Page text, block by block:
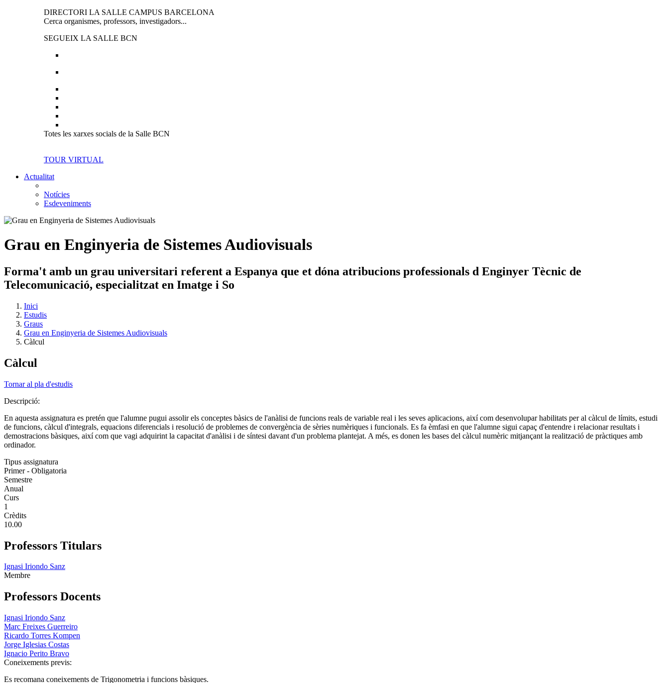
DIRECTORI LA SALLE CAMPUS BARCELONA
Cerca organismes, professors, investigadors...
SEGUEIX LA SALLE BCN
Totes les xarxes socials de la Salle BCN
TOUR VIRTUAL
Actualitat
Notícies
Esdeveniments
Grau en Enginyeria de Sistemes Audiovisuals
Forma't amb un grau universitari referent a Espanya que et dóna atribucions professionals d Enginyer Tècnic de
Telecomunicació, especialitzat en Imatge i So
Inici
Estudis
Graus
Grau en Enginyeria de Sistemes Audiovisuals
Càlcul
Càlcul
Tornar al pla d'estudis
Descripció:
En aquesta assignatura es pretén que l'alumne pugui assolir els conceptes bàsics de l'anàlisi de funcions reals de variable real i les seves aplicacions, així com desenvolupar habilitats per al càlcul de límits, estudi
de funcions, càlcul d'integrals, equacions diferencials i resolució de problemes de convergència de sèries numèriques i funcionals. Es fa èmfasi en que l'alumne sigui capaç d'entendre i relacionar resultats i
demostracions bàsiques, així com que vagi adquirint la capacitat d'anàlisi i de síntesi davant d'un problema plantejat. A més, es donen les bases del càlcul numèric mitjançant la realització de pràctiques amb
ordinador.
Tipus assignatura
Primer - Obligatoria
Semestre
Anual
Curs
1
Crèdits
10.00
Professors Titulars
Ignasi Iriondo Sanz
Membre
Professors Docents
Ignasi Iriondo Sanz
Marc Freixes Guerreiro
Ricardo Torres Kompen
Jorge Iglesias Costas
Ignacio Perito Bravo
Coneixements previs:
Es recomana coneixements de Trigonometria i funcions bàsiques.